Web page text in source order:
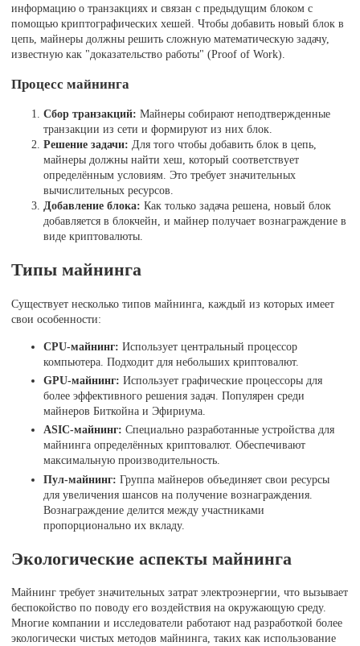
информацию о транзакциях и связан с предыдущим блоком с
помощью криптографических хешей. Чтобы добавить новый блок в
цепь, майнеры должны решить сложную математическую задачу,
известную как "доказательство работы" (Proof of Work).
Процесс майнинга
Сбор транзакций: Майнеры собирают неподтвержденные
транзакции из сети и формируют из них блок.
Решение задачи: Для того чтобы добавить блок в цепь,
майнеры должны найти хеш, который соответствует
определённым условиям. Это требует значительных
вычислительных ресурсов.
Добавление блока: Как только задача решена, новый блок
добавляется в блокчейн, и майнер получает вознаграждение в
виде криптовалюты.
Типы майнинга
Существует несколько типов майнинга, каждый из которых имеет
свои особенности:
CPU-майнинг: Использует центральный процессор
компьютера. Подходит для небольших криптовалют.
GPU-майнинг: Использует графические процессоры для
более эффективного решения задач. Популярен среди
майнеров Биткойна и Эфириума.
ASIC-майнинг: Специально разработанные устройства для
майнинга определённых криптовалют. Обеспечивают
максимальную производительность.
Пул-майнинг: Группа майнеров объединяет свои ресурсы
для увеличения шансов на получение вознаграждения.
Вознаграждение делится между участниками
пропорционально их вкладу.
Экологические аспекты майнинга
Майнинг требует значительных затрат электроэнергии, что вызывает
беспокойство по поводу его воздействия на окружающую среду.
Многие компании и исследователи работают над разработкой более
экологически чистых методов майнинга, таких как использование